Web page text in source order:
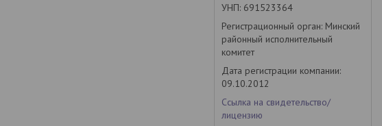
УНП: 691523364
Регистрационный орган: Минский
районный исполнительный
комитет
Дата регистрации компании:
09.10.2012
Ссылка на свидетельство/
лицензию